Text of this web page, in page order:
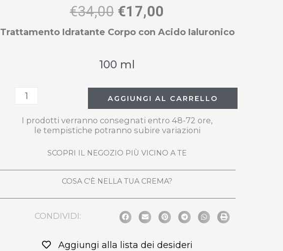
€34,00 €17,00
Trattamento Idratante Corpo con Acido Ialuronico
100 ml
AGGIUNGI AL CARRELLO
I prodotti verranno consegnati entro 48-72 ore,
le tempistiche potranno subire variazioni
SCOPRI IL NEGOZIO PIÙ VICINO A TE
COSA C'È NELLA TUA CREMA?
CONDIVIDI:
Aggiungi alla lista dei desideri